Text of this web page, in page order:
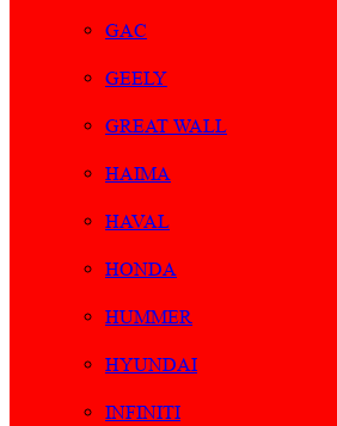
GAC
GEELY
GREAT WALL
HAIMA
HAVAL
HONDA
HUMMER
HYUNDAI
INFINITI